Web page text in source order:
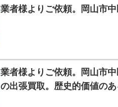
業者様よりご依頼。岡山市
業者様よりご依頼。岡山市
の出張買取。歴史的価値の